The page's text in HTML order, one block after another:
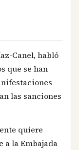
Canel, habló
que se han
las sanciones
quiere
a la Embajada